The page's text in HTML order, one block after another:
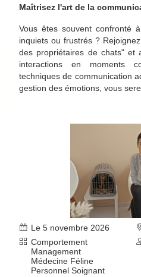
Maîtrisez l'art de la
Vous êtes souvent confronté
inquiets ou frustrés ?
des propriétaires de chats" et
interactions en moments
techniques de communication
gestion des émotions, vous
Le 5 novembre 2026
Comportement
Management
Médecine Féline
Personnel Soignant